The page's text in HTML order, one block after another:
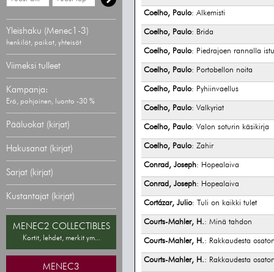
vähimmäisvuosienimmäisvuosi
Yleishaku (Menec1-3)
henkilöt, paikat, yhteisöt
Viimeksi tulleet
Kampanja:
Erä, pohjoinen, luonto -30 %
Pääluokat (kirjat)
Hakusanat (kirjat)
Sarjat (kirjat)
Kustantajat (kirjat)
MENEC2 COLLECTIBLES
Kortit, lehdet, merkit ym...
MENEC3
Coelho, Paulo: Alkemisti
Coelho, Paulo: Brida
Coelho, Paulo: Piedrajoen rannalla
Coelho, Paulo: Portobellon noita
Coelho, Paulo: Pyhiinvaellus
Coelho, Paulo: Valkyriat
Coelho, Paulo: Valon soturin käsikirja
Coelho, Paulo: Zahir
Conrad, Joseph: Hopealaiva
Conrad, Joseph: Hopealaiva
Cortázar, Julio: Tuli on kaikki tulet
Courts-Mahler, H.: Minä tahdon
Courts-Mahler, H.: Rakkaudesta
Courts-Mahler, H.: Rakkaudesta